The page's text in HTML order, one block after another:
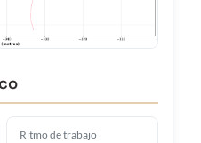
Ritmo de trabajo